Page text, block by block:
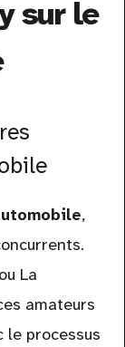
sur le
,
La
amateurs
le processus